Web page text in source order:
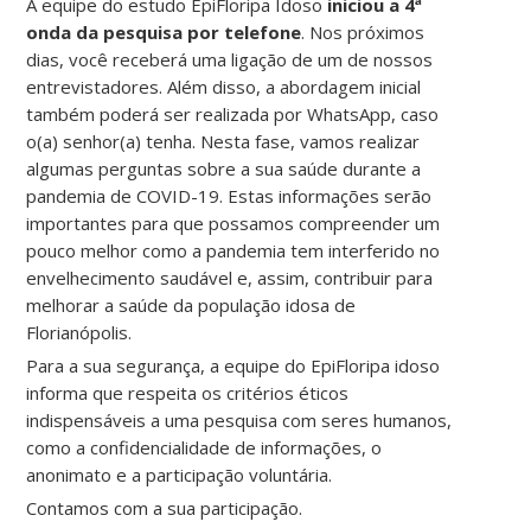
A equipe do estudo EpiFloripa Idoso iniciou a 4ª
onda da pesquisa por telefone. Nos próximos
dias, você receberá uma ligação de um de nossos
entrevistadores. Além disso, a abordagem inicial
também poderá ser realizada por WhatsApp, caso
o(a) senhor(a) tenha. Nesta fase, vamos realizar
algumas perguntas sobre a sua saúde durante a
pandemia de COVID-19. Estas informações serão
importantes para que possamos compreender um
pouco melhor como a pandemia tem interferido no
envelhecimento saudável e, assim, contribuir para
melhorar a saúde da população idosa de
Florianópolis.
Para a sua segurança, a equipe do EpiFloripa idoso
informa que respeita os critérios éticos
indispensáveis a uma pesquisa com seres humanos,
como a confidencialidade de informações, o
anonimato e a participação voluntária.
Contamos com a sua participação.